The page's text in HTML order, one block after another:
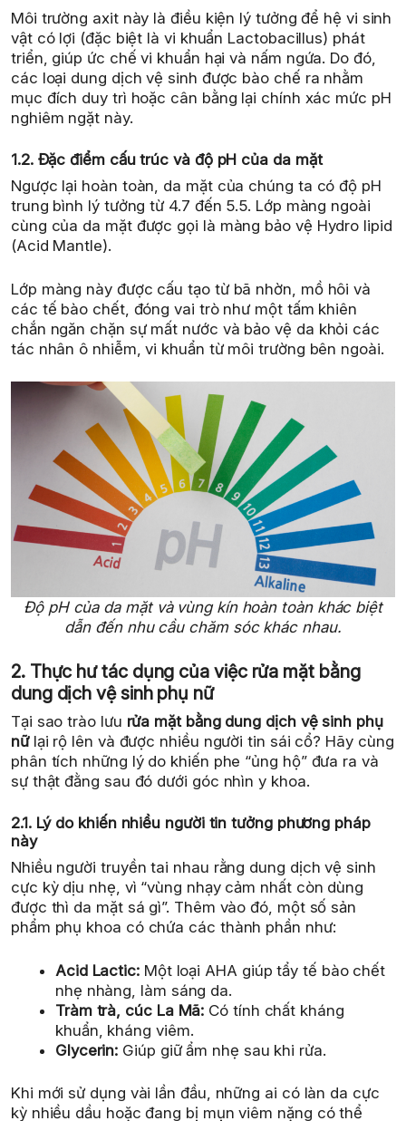
Môi trường axit này là điều kiện lý tưởng để hệ vi sinh
vật có lợi (đặc biệt là vi khuẩn Lactobacillus) phát
triển, giúp ức chế vi khuẩn hại và nấm ngứa. Do đó,
các loại dung dịch vệ sinh được bào chế ra nhằm
mục đích duy trì hoặc cân bằng lại chính xác mức pH
nghiêm ngặt này.
1.2. Đặc điểm cấu trúc và độ pH của da mặt
Ngược lại hoàn toàn, da mặt của chúng ta có độ pH
trung bình lý tưởng từ 4.7 đến 5.5. Lớp màng ngoài
cùng của da mặt được gọi là màng bảo vệ Hydro lipid
(Acid Mantle).
Lớp màng này được cấu tạo từ bã nhờn, mồ hôi và
các tế bào chết, đóng vai trò như một tấm khiên
chắn ngăn chặn sự mất nước và bảo vệ da khỏi các
tác nhân ô nhiễm, vi khuẩn từ môi trường bên ngoài.
Độ pH của da mặt và vùng kín hoàn toàn khác biệt
dẫn đến nhu cầu chăm sóc khác nhau.
2. Thực hư tác dụng của việc rửa mặt bằng
dung dịch vệ sinh phụ nữ
Tại sao trào lưu rửa mặt bằng dung dịch vệ sinh phụ
nữlại rộ lên và được nhiều người tin sái cổ? Hãy cùng
phân tích những lý do khiến phe “ủng hộ” đưa ra và
sự thật đằng sau đó dưới góc nhìn y khoa.
2.1. Lý do khiến nhiều người tin tưởng phương pháp
này
Nhiều người truyền tai nhau rằng dung dịch vệ sinh
cực kỳ dịu nhẹ, vì “vùng nhạy cảm nhất còn dùng
được thì da mặt sá gì”. Thêm vào đó, một số sản
phẩm phụ khoa có chứa các thành phần như:
Acid Lactic:Một loại AHA giúp tẩy tế bào chết
nhẹ nhàng, làm sáng da.
Tràm trà, cúc La Mã: Có tính chất kháng
khuẩn, kháng viêm.
Glycerin: Giúp giữ ẩm nhẹ sau khi rửa.
Khi mới sử dụng vài lần đầu, những ai có làn da cực
kỳ nhiều dầu hoặc đang bị mụn viêm nặng có thể